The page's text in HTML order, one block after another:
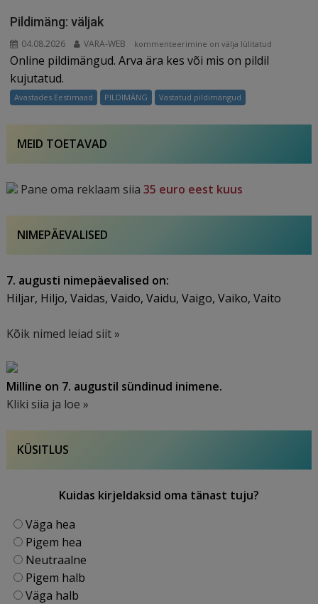
Pildimäng: väljak
04.08.2026 VARA-WEB
Pildimäng:
väljak
kommenteerimine on välja lülitatud
Online pildimängud. Arva ära kes või mis on pildil
kujutatud.
Avastades Eestimaad PILDIMÄNG Vastatud pildimängud
MEID TOETAVAD
Pane oma reklaam siia35 euro eest kuus
NIMEPÄEVALISED
7. augusti nimepäevalised on:
Hiljar, Hiljo, Vaidas, Vaido, Vaidu, Vaigo, Vaiko, Vaito
Kõik nimed leiad siit »
Milline on 7. augustil sündinud inimene.
Kliki siia ja loe »
KÜSITLUS
Kuidas kirjeldaksid oma tänast tuju?
Väga hea
Pigem hea
Neutraalne
Pigem halb
Väga halb